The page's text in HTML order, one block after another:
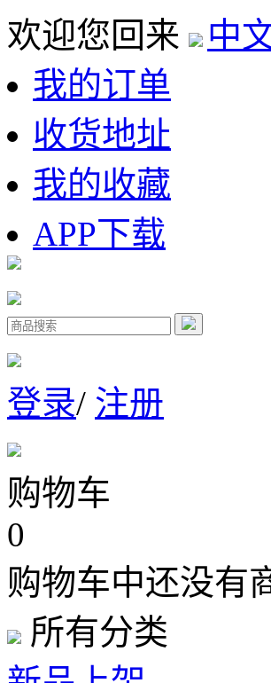
欢迎您回来 中
我的订单
收货地址
我的收藏
APP下载
登录/ 注册
购物车
0
购物车中还没有
所有分类